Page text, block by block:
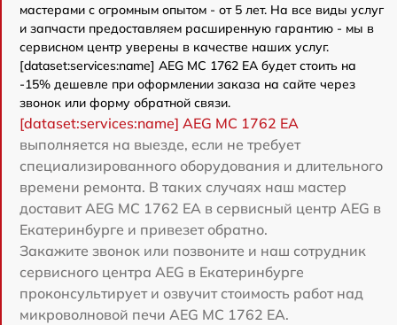
мастерами с огромным опытом - от 5 лет. На все виды услуг
и запчасти предоставляем расширенную гарантию - мы в
сервисном центр уверены в качестве наших услуг.
[dataset:services:name] AEG MC 1762 EA будет стоить на
-15% дешевле при оформлении заказа на сайте через
звонок или форму обратной связи.
[dataset:services:name] AEG MC 1762 EA
выполняется на выезде, если не требует
специализированного оборудования и длительного
времени ремонта. В таких случаях наш мастер
доставит AEG MC 1762 EA в сервисный центр AEG в
Екатеринбурге и привезет обратно.
Закажите звонок или позвоните и наш сотрудник
сервисного центра AEG в Екатеринбурге
проконсультирует и озвучит стоимость работ над
микроволновой печи AEG MC 1762 EA.